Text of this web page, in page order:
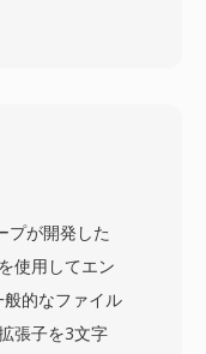
縮された映像
ピュータ全体
目すべき特徴
、より複雑な
レベルでの編
プが開発した
使用してエン
的なファイル
張子を3文字